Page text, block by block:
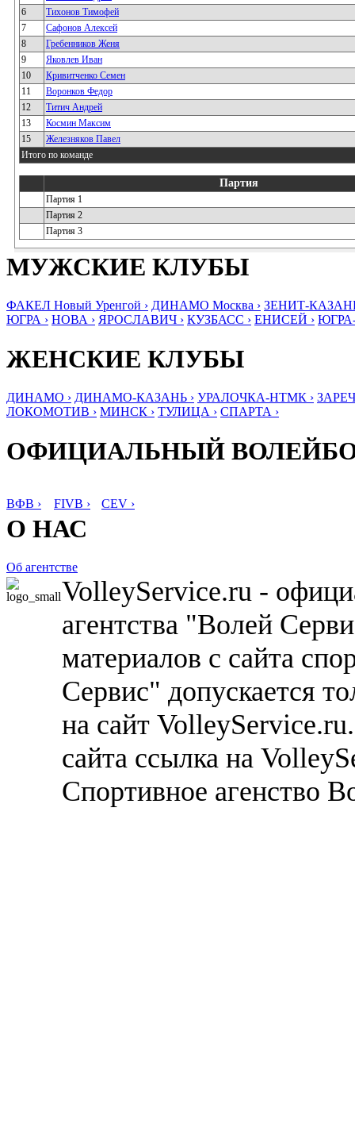
6
Тихонов Тимофей
7
Сафонов Алексей
8
Гребенников Женя
9
Яковлев Иван
10
Кривитченко Семен
11
Воронков Федор
12
Титич Андрей
13
Космин Максим
15
Железняков Павел
Итого по команде
Партия
Партия 1
Партия 2
Партия 3
МУЖСКИЕ КЛУБЫ
ФАКЕЛ Новый Уренгой › ДИНАМО Москва › ЗЕНИТ-
ЮГРА › НОВА › ЯРОСЛАВИЧ › КУЗБАСС › ЕНИСЕЙ ›
ЖЕНСКИЕ КЛУБЫ
ДИНАМО › ДИНАМО-КАЗАНЬ › УРАЛОЧКА-НТМК ›
ЛОКОМОТИВ › МИНСК › ТУЛИЦА › СПАРТА ›
ОФИЦИАЛЬНЫЙ
ВФВ › FIVB › CEV ›
О НАС
Об агентстве
VolleyService.ru -
агентства "Волей
материалов с сайта
Сервис" допускается
на сайт
сайта ссылка на
Спортивное агенство